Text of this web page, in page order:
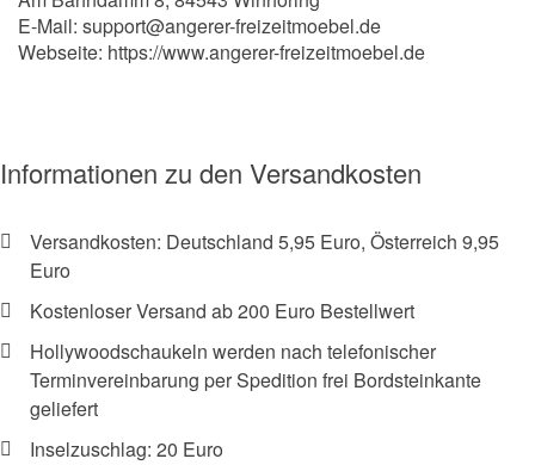
E-Mail: support@angerer-freizeitmoebel.de
Webseite: https://www.angerer-freizeitmoebel.de
Informationen zu den Versandkosten
Versandkosten: Deutschland 5,95 Euro, Österreich 9,95
Euro
Kostenloser Versand ab 200 Euro Bestellwert
Hollywoodschaukeln werden nach telefonischer
Terminvereinbarung per Spedition frei Bordsteinkante
geliefert
Inselzuschlag: 20 Euro